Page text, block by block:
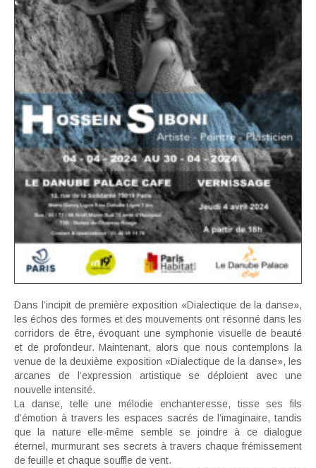
Dans l’incipit de première exposition «Dialectique de la danse»,
les échos des formes et des mouvements ont résonné dans les
corridors de être, évoquant une symphonie visuelle de beauté
et de profondeur. Maintenant, alors que nous contemplons la
venue de la deuxième exposition «Dialectique de la danse», les
arcanes de l’expression artistique se déploient avec une
nouvelle intensité.
La danse, telle une mélodie enchanteresse, tisse ses fils
d’émotion à travers les espaces sacrés de l’imaginaire, tandis
que la nature elle-même semble se joindre à ce dialogue
éternel, murmurant ses secrets à travers chaque frémissement
de feuille et chaque souffle de vent.